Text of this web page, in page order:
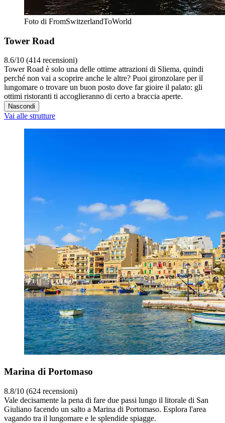
Foto di FromSwitzerlandToWorld
Tower Road
8.6/10 (414 recensioni)
Tower Road è solo una delle ottime attrazioni di Sliema, quindi
perché non vai a scoprire anche le altre? Puoi gironzolare per il
lungomare o trovare un buon posto dove far gioire il palato: gli
ottimi ristoranti ti accoglieranno di certo a braccia aperte.
Nascondi
Vai alle strutture
Marina di Portomaso
8.8/10 (624 recensioni)
Vale decisamente la pena di fare due passi lungo il litorale di San
Giuliano facendo un salto a Marina di Portomaso. Esplora l'area
vagando tra il lungomare e le splendide spiagge.